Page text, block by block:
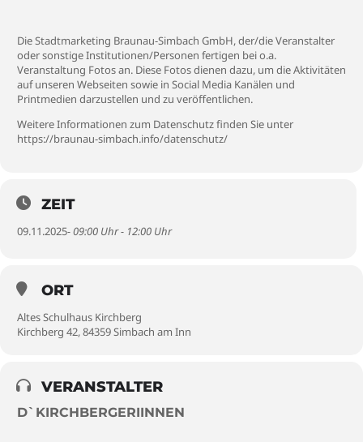
Die Stadtmarketing Braunau-Simbach GmbH, der/die Veranstalter
oder sonstige Institutionen/Personen fertigen bei o.a.
Veranstaltung Fotos an. Diese Fotos dienen dazu, um die Aktivitäten
auf unseren Webseiten sowie in Social Media Kanälen und
Printmedien darzustellen und zu veröffentlichen.
Weitere Informationen zum Datenschutz finden Sie unter
https://braunau-simbach.info/datenschutz/
ZEIT
09.11.2025- 09:00 Uhr - 12:00 Uhr
ORT
Altes Schulhaus Kirchberg
Kirchberg 42, 84359 Simbach am Inn
VERANSTALTER
D`KIRCHBERGERIINNEN